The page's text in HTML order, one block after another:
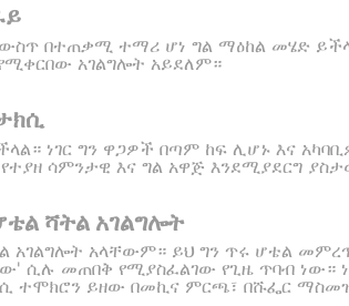
በተጠቃሚ ተማሪ ሆነ ግል ማዕከል መሄድ
አገልግሎት አይደለም።
ነገር ግን ዋጋዎች በጣም ከፍ ሊሆኑ እና
የተያዘ ሳምንታዊ እና ግል አዋጅ እንደሚያደርግ
ሻትል አገልግሎት
አላቸውም። ይህ ግን ጥሩ ሆቴል
መጠበቅ የሚያስፈልገው የጊዜ ጥባብ ነው።
ተሞክሮን ይዘው በመኪና ምርጫ፣ በሹፌር